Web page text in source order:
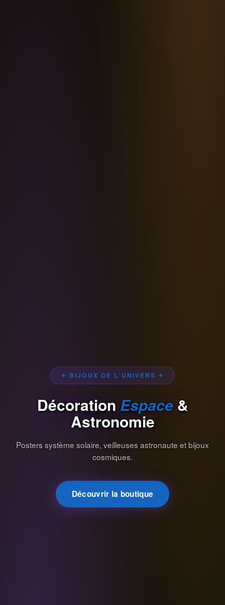
✦ BIJOUX DE L'UNIVERS ✦
Décoration Espace&
Astronomie
Posters système solaire, veilleuses astronaute et bijoux
cosmiques.
Découvrir la boutique